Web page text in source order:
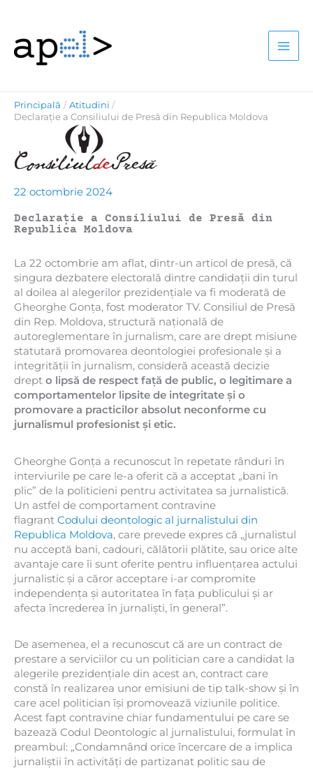
content
Principală
Atitudini
Declarație a Consiliului de Presă din Republica Moldova
22 octombrie 2024
Declarație a Consiliului de Presă din
Republica Moldova
La 22 octombrie am aflat, dintr-un articol de presă, că
singura dezbatere electorală dintre candidații din turul
al doilea al alegerilor prezidențiale va fi moderată de
Gheorghe Gonța, fost moderator TV. Consiliul de Presă
din Rep. Moldova, structură națională de
autoreglementare în jurnalism, care are drept misiune
statutară promovarea deontologiei profesionale și a
integrității în jurnalism, consideră această decizie
drept o lipsă de respect față de public, o legitimare a
comportamentelor lipsite de integritate și o
promovare a practicilor absolut neconforme cu
jurnalismul profesionist și etic.
Gheorghe Gonța a recunoscut în repetate rânduri în
interviurile pe care le-a oferit că a acceptat „bani în
plic” de la politicieni pentru activitatea sa jurnalistică.
Un astfel de comportament contravine
flagrant Codului deontologic al jurnalistului din
Republica Moldova, care prevede expres că „jurnalistul
nu acceptă bani, cadouri, călătorii plătite, sau orice alte
avantaje care îi sunt oferite pentru influențarea actului
jurnalistic și a căror acceptare i-ar compromite
independența și autoritatea în fața publicului și ar
afecta încrederea în jurnaliști, în general”.
De asemenea, el a recunoscut că are un contract de
prestare a serviciilor cu un politician care a candidat la
alegerile prezidențiale din acest an, contract care
constă în realizarea unor emisiuni de tip talk-show și în
care acel politician își promovează viziunile politice.
Acest fapt contravine chiar fundamentului pe care se
bazează Codul Deontologic al jurnalistului, formulat în
preambul: „Condamnând orice încercare de a implica
jurnaliștii în activități de partizanat politic sau de